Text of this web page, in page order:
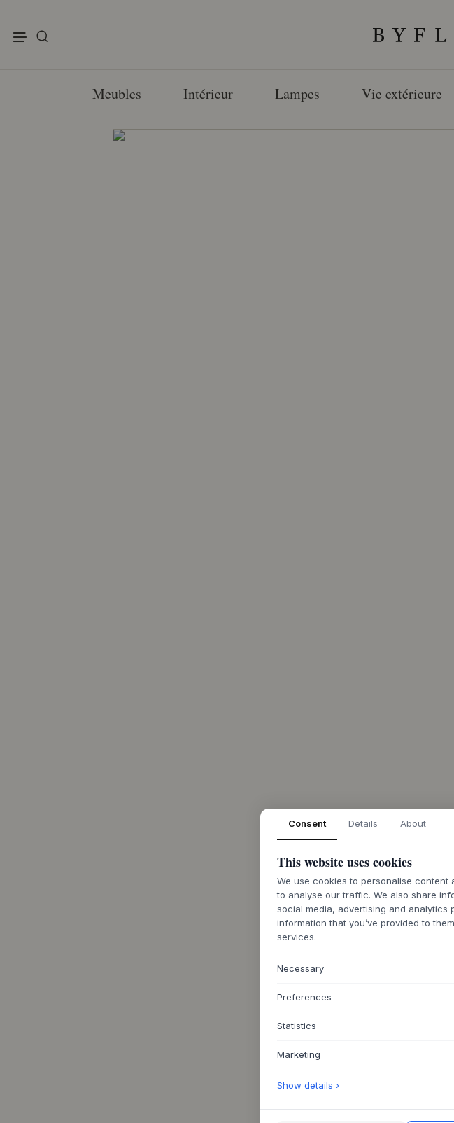
Meubles Intérieur Lampes Vie extérieure
Consent Details About
This website uses cookies
We use cookies to personalise
to analyse our traffic. We also share
social media, advertising and analytics
information that you’ve provided to
services.
Necessary
Preferences
Statistics
Marketing
Show details ›